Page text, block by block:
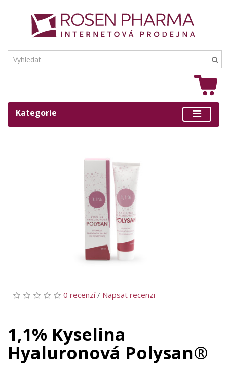
Kategorie
0 recenzí/ Napsat recenzi
1,1% Kyselina
Hyaluronová Polysan®